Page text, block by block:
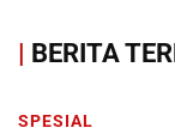
| BERITA
SPESIAL